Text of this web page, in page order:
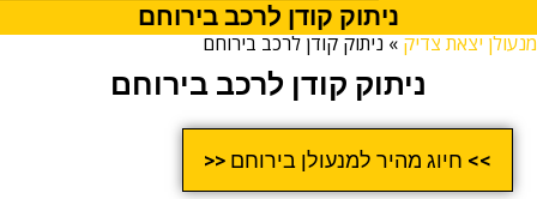
ניתוק קודן לרכב בירוחם
יצאת צדיק»ניתוק קודן לרכב בירוחם
ניתוק קודן לרכב בירוחם
>> חיוג מהיר למנעולן בירוחם <<